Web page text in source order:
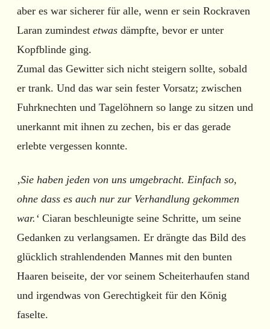
aber es war sicherer für alle, wenn er sein Rockraven
Laran zumindest etwas dämpfte, bevor er unter
Kopfblinde ging.
Zumal das Gewitter sich nicht steigern sollte, sobald
er trank. Und das war sein fester Vorsatz; zwischen
Fuhrknechten und Tagelöhnern so lange zu sitzen und
unerkannt mit ihnen zu zechen, bis er das gerade
erlebte vergessen konnte.
‚Sie haben jeden von uns umgebracht. Einfach so,
ohne dass es auch nur zur Verhandlung gekommen
war.‘ Ciaran beschleunigte seine Schritte, um seine
Gedanken zu verlangsamen. Er drängte das Bild des
glücklich strahlendenden Mannes mit den bunten
Haaren beiseite, der vor seinem Scheiterhaufen stand
und irgendwas von Gerechtigkeit für den König
faselte.